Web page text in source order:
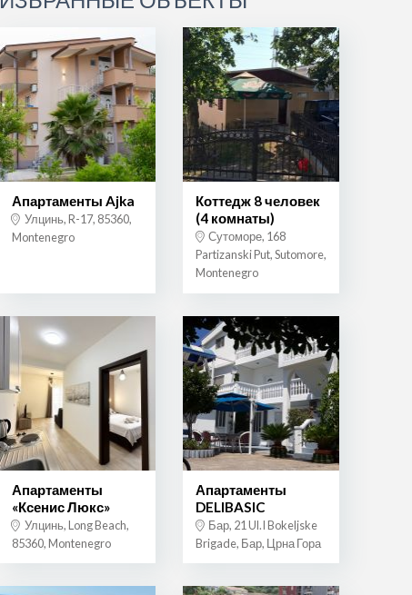
Апартаменты Ajka
Улцинь, R-17, 85360,
Montenegro
Коттедж 8 человек
(4 комнаты)
Сутоморе, 168
Partizanski Put, Sutomore,
Montenegro
Апартаменты
«Ксенис Люкс»
Улцинь, Long Beach,
85360, Montenegro
Апартаменты
DELIBASIC
Бар, 21 Ul.I Bokeljske
Brigade, Бар, Црна Гора